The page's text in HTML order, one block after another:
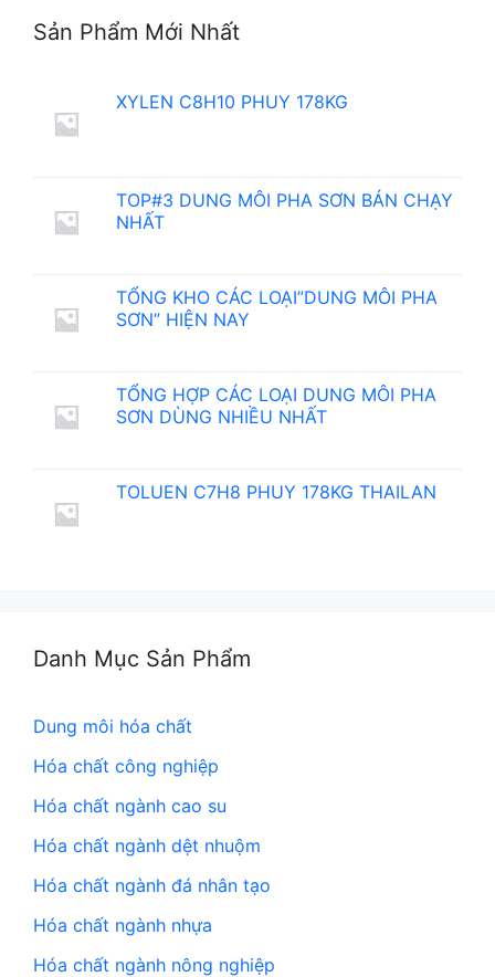
Sản Phẩm Mới Nhất
XYLEN C8H10 PHUY 178KG
TOP#3 DUNG MÔI PHA SƠN BÁN CHẠY
NHẤT
TỔNG KHO CÁC LOẠI”DUNG MÔI PHA
SƠN” HIỆN NAY
TỔNG HỢP CÁC LOẠI DUNG MÔI PHA
SƠN DÙNG NHIỀU NHẤT
TOLUEN C7H8 PHUY 178KG THAILAN
Danh Mục Sản Phẩm
Dung môi hóa chất
Hóa chất công nghiệp
Hóa chất ngành cao su
Hóa chất ngành dệt nhuộm
Hóa chất ngành đá nhân tạo
Hóa chất ngành nhựa
Hóa chất ngành nông nghiệp